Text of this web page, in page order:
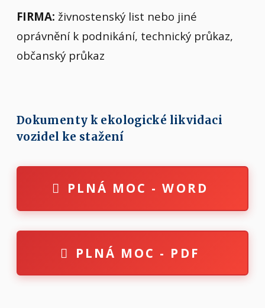
FIRMA: živnostenský list nebo jiné
oprávnění k podnikání, technický průkaz,
občanský průkaz
Dokumenty k ekologické likvidaci
vozidel ke stažení
PLNÁ MOC - WORD
PLNÁ MOC - PDF